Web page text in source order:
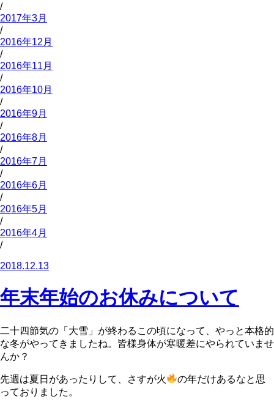
/
2017年3月
/
2016年12月
/
2016年11月
/
2016年10月
/
2016年9月
/
2016年8月
/
2016年7月
/
2016年6月
/
2016年5月
/
2016年4月
/
2018.12.13
年末年始のお休みについて
二十四節気の「大雪」が終わるこの頃になって、やっと本格的
な冬がやってきましたね。皆様身体が寒暖差にやられていませ
んか？
先週は夏日があったりして、さすが火
の年だけあるなと思
っておりました。